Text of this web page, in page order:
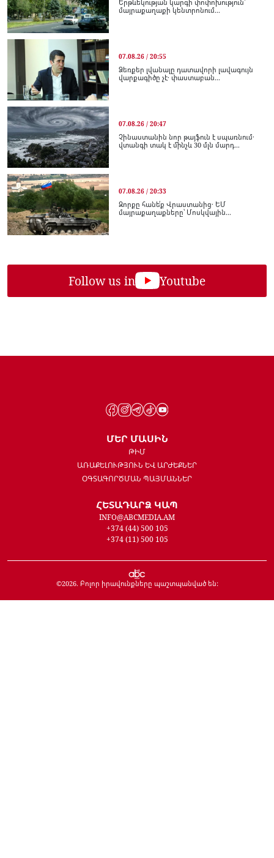
Երթևեկության կարգի փոփոխություն՝
մայրաքաղաքի կենտրոնում...
07.08.26 / 20:55
Ձեռքեր լվանալը դատավորի լավագույն
վարքագիծը չէ․ փաստաբան...
07.08.26 / 20:47
Չինաստանին նոր թայֆուն է սպառնում․
վտանգի տակ է մինչև 30 մլն մարդ...
07.08.26 / 20:33
Զորքը հանե՛ք Վրաստանից․ ԵՄ
մայրաքաղաքները՝ Մոսկվային...
Follow us in Youtube
ՄԵՐ ՄԱՍԻՆ
ԹԻՄ
ԱՌԱՔԵԼՈՒԹՅՈՒՆ ԵՎ ԱՐԺԵՔՆԵՐ
ՕԳՏԱԳՈՐԾՄԱՆ ՊԱՅՄԱՆՆԵՐ
ՀԵՏԱԴԱՐՁ ԿԱՊ
INFO@ABCMEDIA.AM
+374 (44) 500 105
+374 (11) 500 105
©2026. Բոլոր իրավունքները պաշտպանված են: